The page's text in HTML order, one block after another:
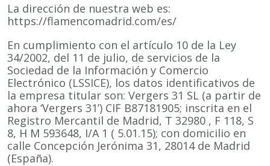
La dirección de nuestra web es:
https://flamencomadrid.com/es/
En cumplimiento con el artículo 10 de la Ley
34/2002, del 11 de julio, de servicios de la
Sociedad de la Información y Comercio
Electrónico (LSSICE), los datos identificativos de
la empresa titular son: Vergers 31 SL (a partir de
ahora ‘Vergers 31’) CIF B87181905; inscrita en el
Registro Mercantil de Madrid, T 32980 , F 118, S
8, H M 593648, I/A 1 ( 5.01.15); con domicilio en
calle Concepción Jerónima 31, 28014 de Madrid
(España).